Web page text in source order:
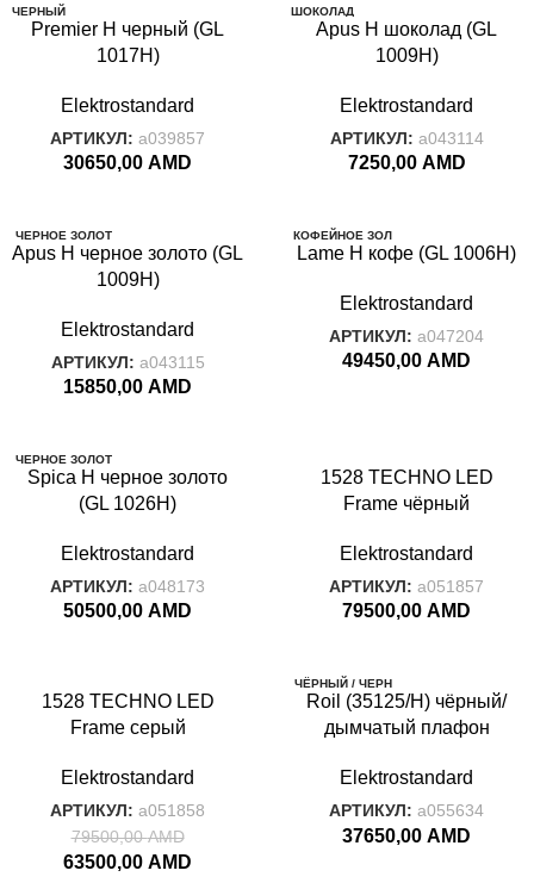
ЧЕРНЫЙ
Premier H черный (GL
1017H)
Elektrostandard
АРТИКУЛ: a039857
30650,00 AMD
ШОКОЛАД
Apus H шоколад (GL
1009H)
Elektrostandard
АРТИКУЛ: a043114
7250,00 AMD
ЧЕРНОЕ ЗОЛОТ
О
Apus H черное золото (GL
1009H)
Elektrostandard
АРТИКУЛ: a043115
15850,00 AMD
КОФЕЙНОЕ ЗОЛ
ОТО
Lame H кофе (GL 1006H)
Elektrostandard
АРТИКУЛ: a047204
49450,00 AMD
ЧЕРНОЕ ЗОЛОТ
О
Spica H черное золото
(GL 1026H)
Elektrostandard
АРТИКУЛ: a048173
50500,00 AMD
1528 TECHNO LED
Frame чёрный
Elektrostandard
АРТИКУЛ: a051857
79500,00 AMD
1528 TECHNO LED
Frame серый
Elektrostandard
АРТИКУЛ: a051858
79500,00AMD
63500,00 AMD
ЧЁРНЫЙ / ЧЕРН
ЫЙ ЖЕМЧУГ
Roil (35125/H) чёрный/
дымчатый плафон
Elektrostandard
АРТИКУЛ: a055634
37650,00 AMD